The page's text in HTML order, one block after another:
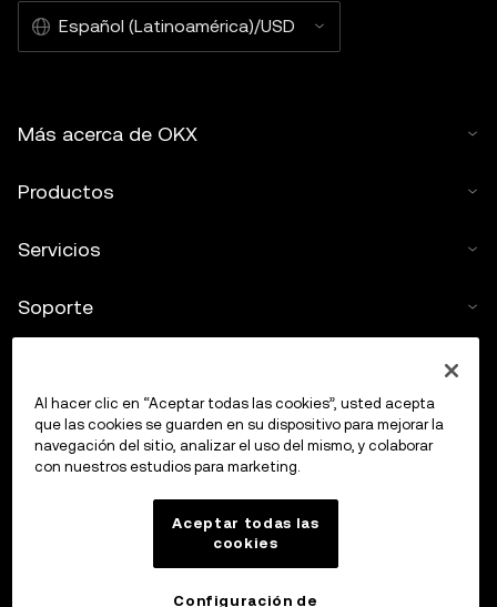
Español (Latinoamérica)/USD
Más acerca de OKX
Productos
Servicios
Soporte
Calculadora de criptomonedas
Al hacer clic en “Aceptar todas las cookies”, usted acepta
que las cookies se guarden en su dispositivo para mejorar la
navegación del sitio, analizar el uso del mismo, y colaborar
con nuestros estudios para marketing.
Aceptar todas las
cookies
Configuración de